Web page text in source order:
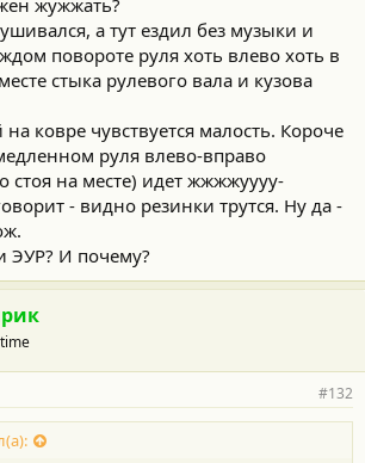
а тут ездил без музыки и
повороте руля хоть влево хоть в
стыка рулевого вала и кузова
ковре чувствуется малость. Короче
руля влево-вправо
на месте) идет жжжжуууу-
- видно резинки трутся. Ну да -
ЭУР? И почему?
#132